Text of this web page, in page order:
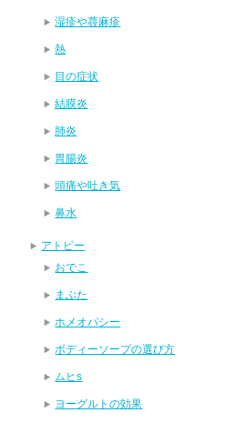
湿疹や蕁麻疹
熱
目の症状
結膜炎
肺炎
胃腸炎
頭痛や吐き気
鼻水
アトピー
おでこ
まぶた
ホメオパシー
ボディーソープの選び方
ムヒs
ヨーグルトの効果